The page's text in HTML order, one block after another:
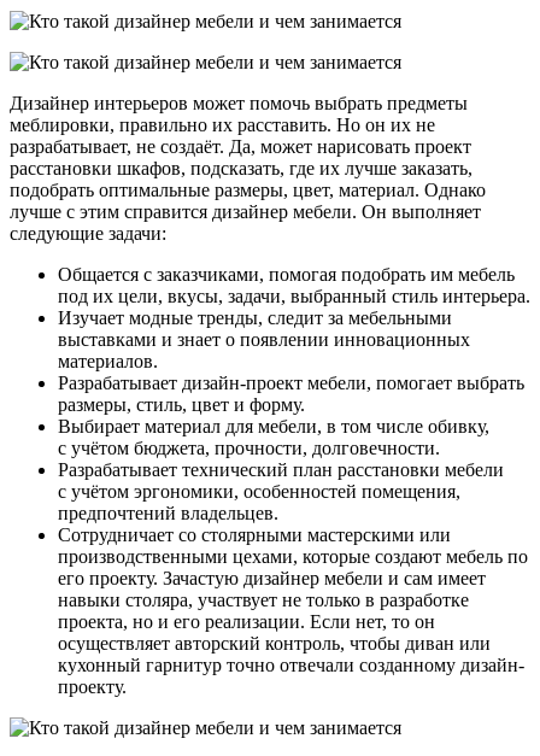
Дизайнер интерьеров может помочь выбрать предметы
меблировки, правильно их расставить. Но он их не
разрабатывает, не создаёт. Да, может нарисовать проект
расстановки шкафов, подсказать, где их лучше заказать,
подобрать оптимальные размеры, цвет, материал. Однако
лучше с этим справится дизайнер мебели. Он выполняет
следующие задачи:
Общается с заказчиками, помогая подобрать им мебель
под их цели, вкусы, задачи, выбранный стиль интерьера.
Изучает модные тренды, следит за мебельными
выставками и знает о появлении инновационных
материалов.
Разрабатывает дизайн-проект мебели, помогает выбрать
размеры, стиль, цвет и форму.
Выбирает материал для мебели, в том числе обивку,
с учётом бюджета, прочности, долговечности.
Разрабатывает технический план расстановки мебели
с учётом эргономики, особенностей помещения,
предпочтений владельцев.
Сотрудничает со столярными мастерскими или
производственными цехами, которые создают мебель по
его проекту. Зачастую дизайнер мебели и сам имеет
навыки столяра, участвует не только в разработке
проекта, но и его реализации. Если нет, то он
осуществляет авторский контроль, чтобы диван или
кухонный гарнитур точно отвечали созданному дизайн-
проекту.